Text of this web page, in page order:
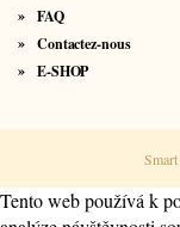
FAQ
Contactez-nous
E-SHOP
Tento web používá k